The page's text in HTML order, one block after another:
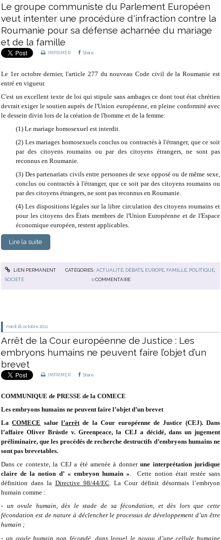
Le groupe communiste du Parlement Européen
veut intenter une procédure d'infraction contre la
Roumanie pour sa défense acharnée du mariage
et de la famille
IMPRIMER Share
Le 1er octobre dernier, l'article 277 du nouveau Code civil de la Roumanie est
entré en vigueur.
C'est un excellent texte de loi qui stipule sans ambages ce dont tout état chrétien
devrait exiger le soutien auprès de l'Union européenne, en pleine conformité avec
le dessein divin lors de la création de l'homme et de la femme:
(1) Le mariage homosexuel est interdit.
(2) Les mariages homosexuels conclus ou contractés à l'étranger, que ce soit
par des citoyens roumains ou par des citoyens étrangers, ne sont pas
reconnus en Roumanie.
(3) Des partenariats civils entre personnes de sexe opposé ou de même sexe,
conclus ou contractés à l'étranger, que ce soit par des citoyens roumains ou
par des citoyens étrangers, ne sont pas reconnus en Roumanie.
(4) Les dispositions légales sur la libre circulation des citoyens roumains et
pour les citoyens des États membres de l'Union Européenne et de l'Espace
économique européen, restent applicables.
Lire la suite
LIEN PERMANENT CATÉGORIES :ACTUALITÉ, DÉBATS, EUROPE, FAMILLE, POLITIQUE,
SOCIÉTÉ
0 COMMENTAIRE
mardi 18 octobre 2011
Arrêt de la Cour européenne de Justice : Les
embryons humains ne peuvent faire l’objet d’un
brevet
IMPRIMER Share
COMMUNIQUE de PRESSE de la COMECE
Les embryons humains ne peuvent faire l’objet d’un brevet
LaCOMECE saluel’arrêtde la Cour européenne de Justice (CEJ). Dans
l’affaire Oliver Brüstle v. Greenpeace, la CEJ a décidé, dans un jugement
préliminaire, que les procédés de recherche destructifs d’embryons humains ne
sont pas brevetables.
Dans ce contexte, la CEJ a été amenée à donnerune interprétation juridique
claire de la notion d’ « embryon humain ». Cette notion était restée sans
définition dans la Directive 98/44/EC. La Cour définit désormais l’embryon
humain comme :
- un ovule humain, dès le stade de sa fécondation, et dès lors que cette
fécondation est de nature à déclencher le processus de développement d’un être
humain ;
- un ovule humain non fécondé, dans lequel le noyau d’une cellule humaine